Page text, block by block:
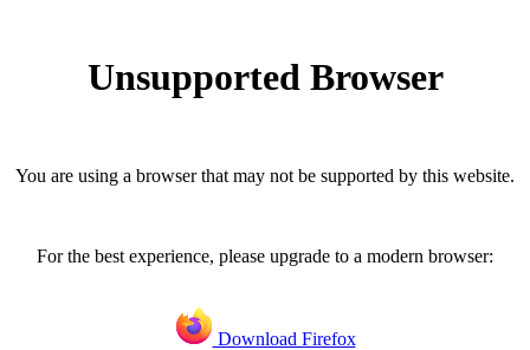
Unsupported Browser
You are using a browser that may not be supported by this website.
For the best experience, please upgrade to a modern browser:
Download Firefox